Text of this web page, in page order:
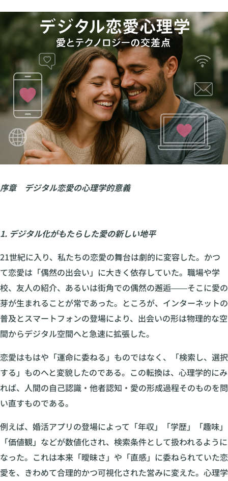
序章 デジタル恋愛の心理学的意義
1. デジタル化がもたらした愛の新しい地平
21世紀に入り、私たちの恋愛の舞台は劇的に変容した。かつ
て恋愛は「偶然の出会い」に大きく依存していた。職場や学
校、友人の紹介、あるいは街角での偶然の邂逅――そこに愛の
芽が生まれることが常であった。ところが、インターネットの
普及とスマートフォンの登場により、出会いの形は物理的な空
間からデジタル空間へと急速に拡張した。
恋愛はもはや「運命に委ねる」ものではなく、「検索し、選択
する」ものへと変貌したのである。この転換は、心理学的にみ
れば、人間の自己認識・他者認知・愛の形成過程そのものを問
い直すものである。
例えば、婚活アプリの登場によって「年収」「学歴」「趣味」
「価値観」などが数値化され、検索条件として扱われるように
なった。これは本来「曖昧さ」や「直感」に委ねられていた恋
愛を、きわめて合理的かつ可視化された営みに変えた。心理学